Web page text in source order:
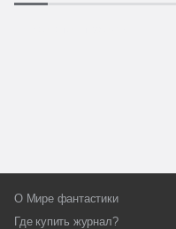
О Мире фантастики
Где купить журнал?